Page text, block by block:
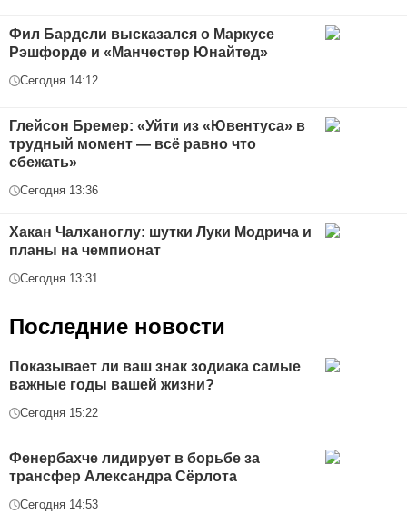
Фил Бардсли высказался о Маркусе
Рэшфорде и «Манчестер Юнайтед»
Сегодня 14:12
Глейсон Бремер: «Уйти из «Ювентуса» в
трудный момент — всё равно что
сбежать»
Сегодня 13:36
Хакан Чалханоглу: шутки Луки Модрича и
планы на чемпионат
Сегодня 13:31
Последние новости
Показывает ли ваш знак зодиака самые
важные годы вашей жизни?
Сегодня 15:22
Фенербахче лидирует в борьбе за
трансфер Александра Сёрлота
Сегодня 14:53